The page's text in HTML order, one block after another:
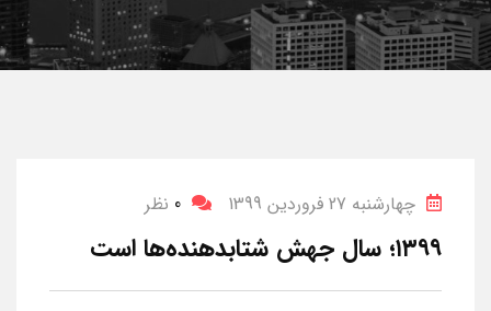
چهارشنبه 27 فروردین 1399 0 نظر
۱۳۹۹؛ سال جهش شتابدهنده‌ها است